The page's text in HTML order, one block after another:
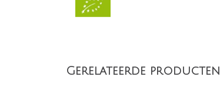
Gerelateerde producten